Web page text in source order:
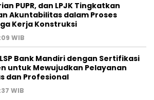
PUPR, dan LPJK Tingkatkan
Akuntabilitas dalam Proses
Kerja Konstruksi
WIB
Bank Mandiri dengan Sertifikasi
untuk Mewujudkan Pelayanan
dan Profesional
WIB